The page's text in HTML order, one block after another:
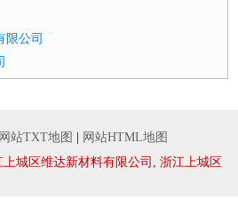
限公司
网站TXT地图
网站HTML地图
上城区维达新材料有限公司, 浙江上城区